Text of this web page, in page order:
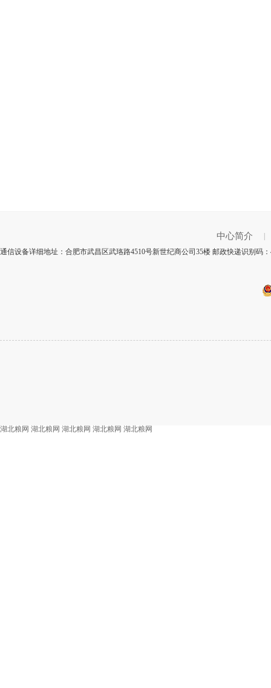
中心简介
通信设备详细地址：合肥市武昌区武珞路4510号新世纪商公司35楼 邮政快递识别码
湖北粮网 湖北粮网 湖北粮网 湖北粮网 湖北粮网